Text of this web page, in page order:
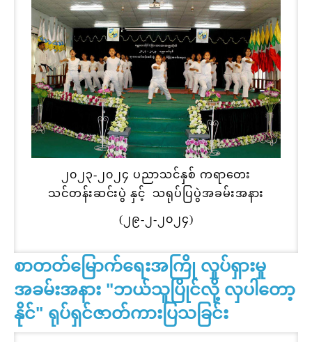
၂၀၂၃-၂၀၂၄ ပညာသင်နှစ် ကရာတေး
သင်တန်းဆင်းပွဲ နှင့် သရုပ်ပြပွဲအခမ်းအနား
(၂၉-၂-၂၀၂၄)
စာတတ်မြောက်ရေးအကြို လှုပ်ရှားမှု
အခမ်းအနား "ဘယ်သူပြိုင်လို့ လှပါတော့
နိုင်" ရုပ်ရှင်ဇာတ်ကားပြသခြင်း